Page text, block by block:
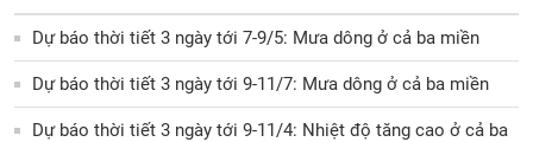
Dự báo thời tiết 3 ngày tới 7-9/5: Mưa dông ở cả ba miền
Dự báo thời tiết 3 ngày tới 9-11/7: Mưa dông ở cả ba miền
Dự báo thời tiết 3 ngày tới 9-11/4: Nhiệt độ tăng cao ở cả ba